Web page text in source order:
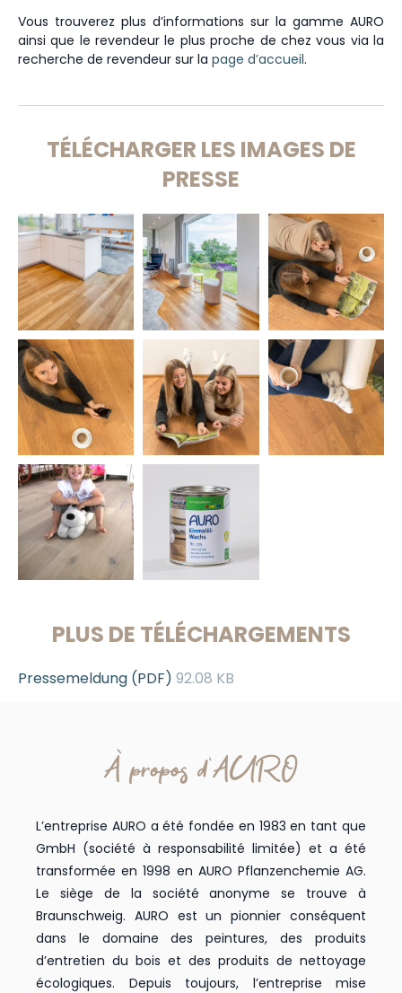
Vous trouverez plus d’informations sur la gamme AURO
ainsi que le revendeur le plus proche de chez vous via la
recherche de revendeur sur la page d’accueil.
TÉLÉCHARGER LES IMAGES DE
PRESSE
PLUS DE TÉLÉCHARGEMENTS
Pressemeldung (PDF) 92.08 KB
À propos d'AURO
L’entreprise AURO a été fondée en 1983 en tant que
GmbH (société à responsabilité limitée) et a été
transformée en 1998 en AURO Pflanzenchemie AG.
Le siège de la société anonyme se trouve à
Braunschweig. AURO est un pionnier conséquent
dans le domaine des peintures, des produits
d’entretien du bois et des produits de nettoyage
écologiques. Depuis toujours, l’entreprise mise